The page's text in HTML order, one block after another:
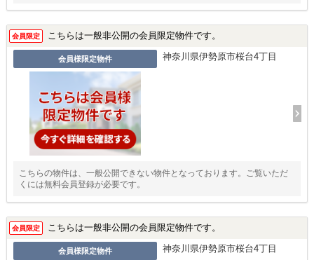
会員限定 こちらは一般非公開の会員限定物件です。
会員様限定物件 神奈川県伊勢原市桜台4丁目
こちらの物件は、一般公開できない物件となっております。ご覧いただ
くには無料会員登録が必要です。
会員限定 こちらは一般非公開の会員限定物件です。
会員様限定物件 神奈川県伊勢原市桜台4丁目